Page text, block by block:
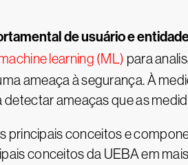
de usuário e
learning (ML) para
ameaça à segurança. À
detectar ameaças que as
principais conceitos e
conceitos da UEBA em